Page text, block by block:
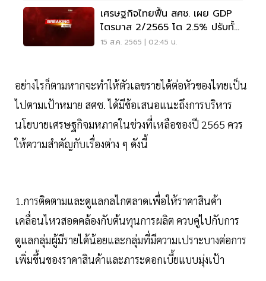
เศรษฐกิจไทยฟื้น สศช. เผย GDP
ไตรมาส 2/2565 โต 2.5% ปรับทั้ง
ปี 2.7 - 3.2%
15 ส.ค. 2565 | 02:45 น.
อย่างไรก็ตามหากจะทำให้ตัวเลขรายได้ต่อหัวของไทยเป็น
ไปตามเป้าหมาย สศช. ได้มีข้อเสนอแนะถึงการบริหาร
นโยบายเศรษฐกิจมหภาคในช่วงที่เหลือของปี 2565 ควร
ให้ความสำคัญกับเรื่องต่าง ๆ ดังนี้
1.การติดตามและดูแลกลไกตลาดเพื่อให้ราคาสินค้า
เคลื่อนไหวสอดคล้องกับต้นทุนการผลิต ควบคู่ไปกับการ
ดูแลกลุ่มผู้มีรายได้น้อยและกลุ่มที่มีความเปราะบางต่อการ
เพิ่มขึ้นของราคาสินค้าและภาระดอกเบี้ยแบบมุ่งเป้า